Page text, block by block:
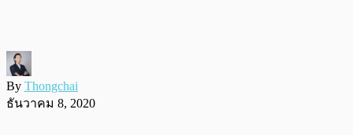
By Thongchai
ธันวาคม 8, 2020